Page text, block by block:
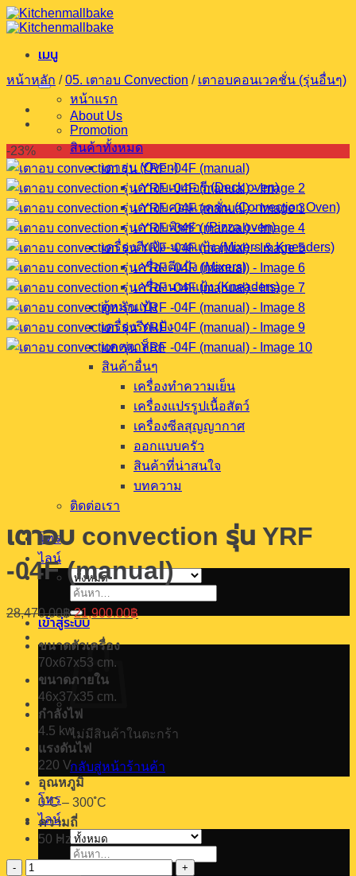
ข้าม
ไป
เนื้อหา
เมนู
หน้าแรก
About Us
Promotion
สินค้าทั้งหมด
เตาอบ (Oven)
เตาอบเบเกอรี (Deck oven)
เตาอบคอนเวคชั่น (Convection Oven)
เตาอบพิซซ่า (Pizza oven)
เครื่องตีแป้ง-นวดแป้ง (Mixers & Kneaders)
เครื่องตีแป้ง (Mixers)
เครื่องนวดแป้ง (Kneaders)
ตู้หมักแป้ง
เครื่องรีดแป้ง
แคตตาล็อก
สินค้าอื่นๆ
เครื่องทำความเย็น
เครื่องแปรรูปเนื้อสัตว์
เครื่องซีลสุญญากาศ
ออกแบบครัว
สินค้าที่น่าสนใจ
บทความ
ติดต่อเรา
โทร
ไลน์
ค้นหา:
เข้าสู่ระบบ
ไม่มีสินค้าในตะกร้า
กลับสู่หน้าร้านค้า
โทร
ไลน์
ค้นหา:
หน้าหลัก / 05. เตาอบ Convection / เตาอบคอนเวคชั่น (รุ่นอื่นๆ)
-23%
เตาอบ convection รุ่น YRF
-04F (manual)
28,470.00฿Original
price
was:
28,470.00฿.
21,900.00฿
price
ขนาดตัวเครื่อง
70x67x53 cm.
ขนาดภายใน
46x37x35 cm.
กำลังไฟ
4.5 kw
แรงดันไฟ
220 V
อุณหภูมิ
0 ํC – 300 ํC
ความถี่
50 Hz
จำนวน